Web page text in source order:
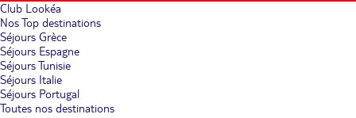
Club Lookéa
Nos Top destinations
Séjours Grèce
Séjours Espagne
Séjours Tunisie
Séjours Italie
Séjours Portugal
Toutes nos destinations